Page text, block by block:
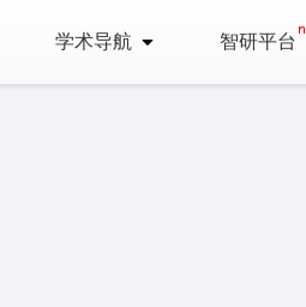
学术导航 智研平台